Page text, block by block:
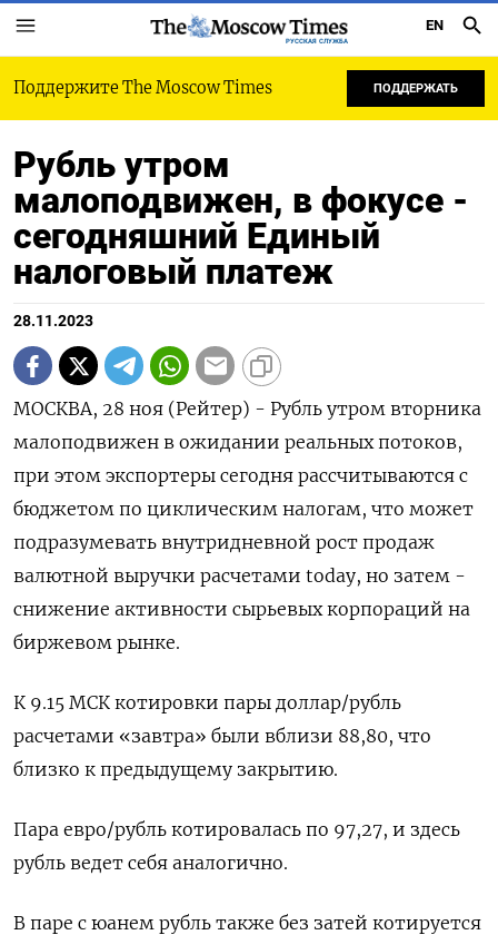
РУССКАЯ СЛУЖБА
EN
Поддержите The Moscow Times ПОДДЕРЖАТЬ
Рубль утром
малоподвижен, в фокусе -
сегодняшний Единый
налоговый платеж
28.11.2023
МОСКВА, 28 ноя (Рейтер) - Рубль утром вторника
малоподвижен в ожидании реальных потоков,
при этом экспортеры сегодня рассчитываются с
бюджетом по циклическим налогам, что может
подразумевать внутридневной рост продаж
валютной выручки расчетами today, но затем -
снижение активности сырьевых корпораций на
биржевом рынке.
К 9.15 МСК котировки пары доллар/рубль
расчетами «завтра» были вблизи 88,80, что
близко к предыдущему закрытию.
Пара евро/рубль котировалась по 97,27, и здесь
рубль ведет себя аналогично.
В паре с юанем рубль также без затей котируется